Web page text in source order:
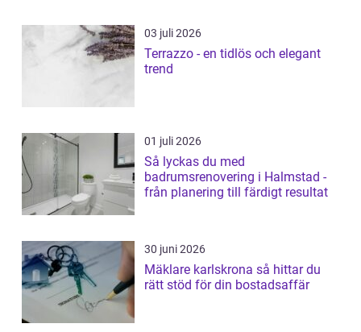
03 juli 2026
Terrazzo - en tidlös och elegant
trend
01 juli 2026
Så lyckas du med
badrumsrenovering i Halmstad -
från planering till färdigt resultat
30 juni 2026
Mäklare karlskrona så hittar du
rätt stöd för din bostadsaffär